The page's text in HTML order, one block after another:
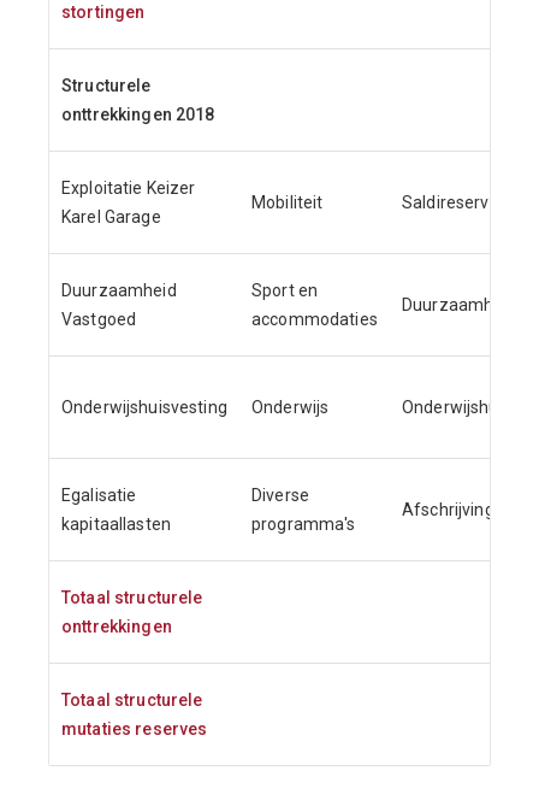
stortingen
Structurele
onttrekkingen 2018
Exploitatie Keizer
Karel Garage
Mobiliteit Saldireserve
Duurzaamheid
Vastgoed
Sport en
accommodaties
Duurzaamheid
Onderwijshuisvesting Onderwijs
Egalisatie
kapitaallasten
Diverse
programma's
Afschrijvingen
Totaal structurele
onttrekkingen
Totaal structurele
mutaties reserves